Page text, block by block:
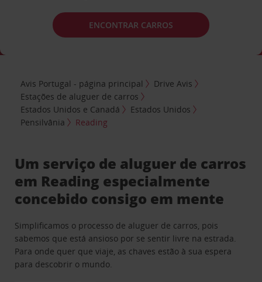
ENCONTRAR CARROS
Avis Portugal - página principal
Drive Avis
Estações de aluguer de carros
Estados Unidos e Canadá
Estados Unidos
Pensilvânia
Reading
Um serviço de aluguer de carros
em Reading especialmente
concebido consigo em mente
Simplificamos o processo de aluguer de carros, pois
sabemos que está ansioso por se sentir livre na estrada.
Para onde quer que viaje, as chaves estão à sua espera
para descobrir o mundo.